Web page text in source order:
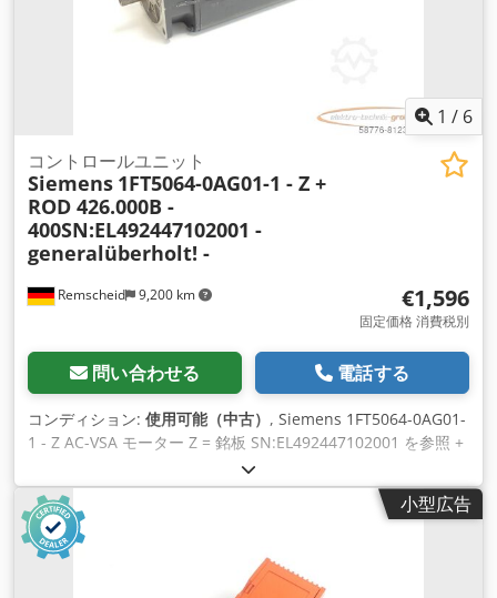
1 / 6
Remscheid 9,200 km
コントロールユニット
Siemens 1FT5064-0AG01-1 - Z +
ROD 426.000B -
400SN:EL492447102001 -
generalüberholt! -
€1,596
固定価格 消費税別
問い合わせる 電話する
コンディション: 使用可能（中古） , Siemens 1FT5064-0AG01-
1 - Z AC-VSA モーター Z = 銘板 SN:EL492447102001 を参照 +
Heidenhain ROD 426.000B - 400 ロータリー エンコーダ。
295 434 FS、SN:7280251、モーターはシーメンスでオーバー
ホールされ、その後長期間保管され、使用済み、通常の摩耗の
兆候、100% 機能、納品範囲は写真の通り Chedji D Safopfx
Ad Rsa
小型広告